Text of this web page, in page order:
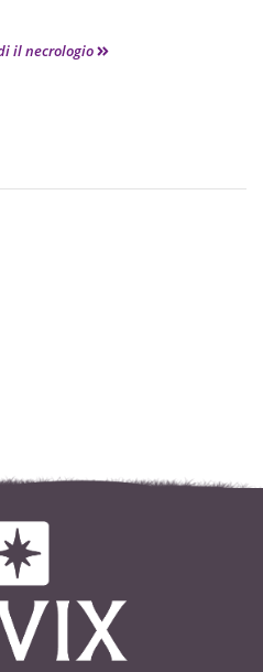
il necrologio